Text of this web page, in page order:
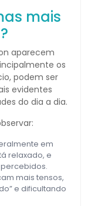
mais
aparecem
os
podem ser
evidentes
do dia a dia.
em
relaxado, e
mais tensos,
e dificultando